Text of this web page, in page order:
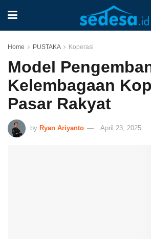
Home PUSTAKA Koperasi
Model
Kelembagaan
Pasar Rakyat
by Ryan Ariyanto April 23, 2025